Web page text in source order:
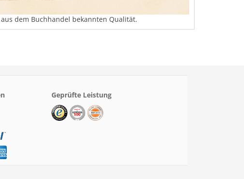
dem Buchhandel bekannten Qualität.
Geprüfte Leistung